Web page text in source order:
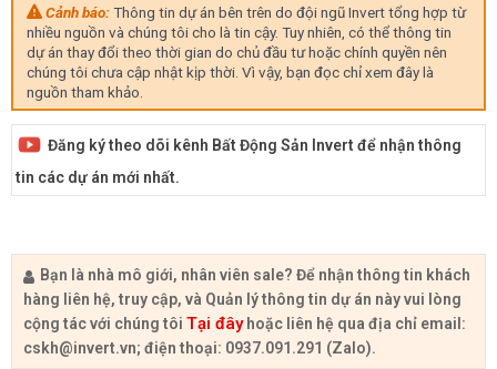
Cảnh báo:Thông tin dự án bên trên do đội ngũ Invert tổng hợp từ
nhiều nguồn và chúng tôi cho là tin cậy. Tuy nhiên, có thể thông tin
dự án thay đổi theo thời gian do chủ đầu tư hoặc chính quyền nên
chúng tôi chưa cập nhật kịp thời. Vì vậy, bạn đọc chỉ xem đây là
nguồn tham khảo.
Đăng ký theo dõi kênh Bất Động Sản Invert để nhận thông
tin các dự án mới nhất.
Bạn là nhà mô giới, nhân viên sale? Để nhận thông tin khách
hàng liên hệ, truy cập, và Quản lý thông tin dự án này vui lòng
cộng tác với chúng tôi Tại đâyhoặc liên hệ qua địa chỉ email:
cskh@invert.vn; điện thoại: 0937.091.291 (Zalo).